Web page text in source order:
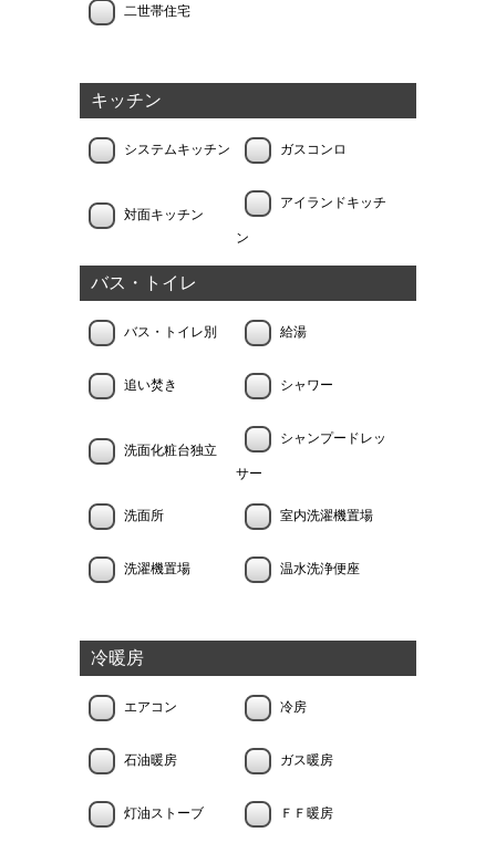
二世帯住宅
キッチン
システムキッチン ガスコンロ
対面キッチン
アイランドキッチ
ン
バス・トイレ
バス・トイレ別 給湯
追い焚き シャワー
洗面化粧台独立
シャンプードレッ
サー
洗面所 室内洗濯機置場
洗濯機置場 温水洗浄便座
冷暖房
エアコン 冷房
石油暖房 ガス暖房
灯油ストーブ ＦＦ暖房